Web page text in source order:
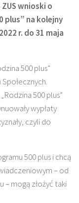
wnioski o
plus” na kolejny
r. do 31 maja
500 plus”
500 plus”
wypłaty
czyli do
500 plus i chcą
– od
– mogą złożyć taki